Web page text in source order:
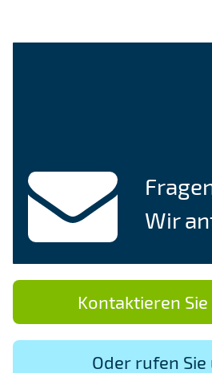
Wir
Kontaktieren
Oder rufen